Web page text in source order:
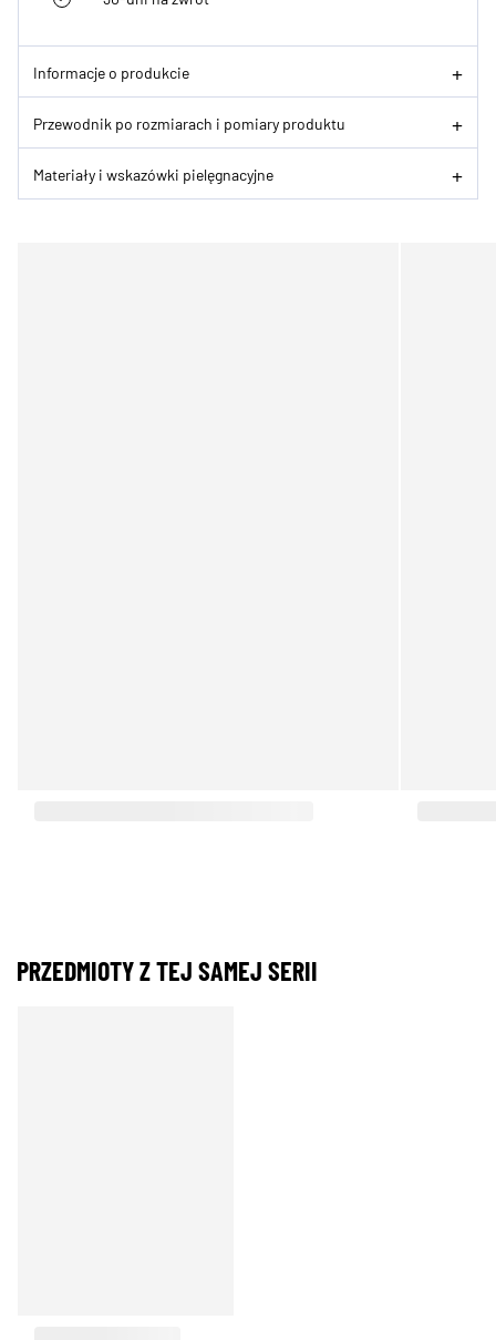
Informacje o produkcie
Przewodnik po rozmiarach i pomiary produktu
Materiały i wskazówki pielęgnacyjne
PRZEDMIOTY Z TEJ SAMEJ SERII